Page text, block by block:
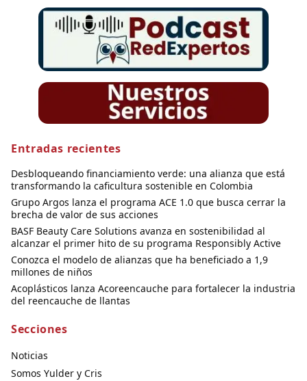
Entradas recientes
Desbloqueando financiamiento verde: una alianza que está
transformando la caficultura sostenible en Colombia
Grupo Argos lanza el programa ACE 1.0 que busca cerrar la
brecha de valor de sus acciones
BASF Beauty Care Solutions avanza en sostenibilidad al
alcanzar el primer hito de su programa Responsibly Active
Conozca el modelo de alianzas que ha beneficiado a 1,9
millones de niños
Acoplásticos lanza Acoreencauche para fortalecer la industria
del reencauche de llantas
Secciones
Noticias
Somos Yulder y Cris